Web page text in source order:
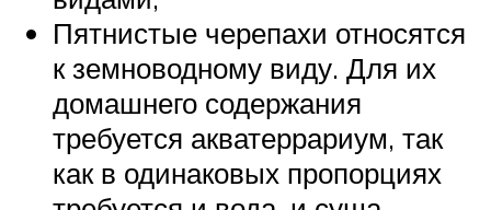
Пятнистые черепахи относятся
к земноводному виду. Для их
домашнего содержания
требуется акватеррариум, так
как в одинаковых пропорциях